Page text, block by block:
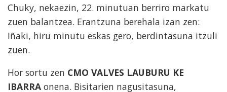
Chuky, nekaezin, 22. minutuan berriro markatu
zuen balantzea. Erantzuna berehala izan zen:
Iñaki, hiru minutu eskas gero, berdintasuna itzuli
zuen.
Hor sortu zen CMO VALVES LAUBURU KE
IBARRA onena. Bisitarien nagusitasuna,